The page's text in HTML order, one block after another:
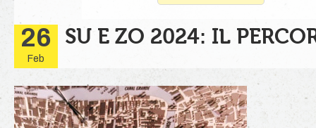
26
Feb
SU E ZO 2024: IL